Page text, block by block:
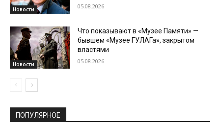
Новости 05.08.2026
Новости
Что показывают в «Музее Памяти» —
бывшем «Музее ГУЛАГа», закрытом
властями
05.08.2026
ПОПУЛЯРНОЕ